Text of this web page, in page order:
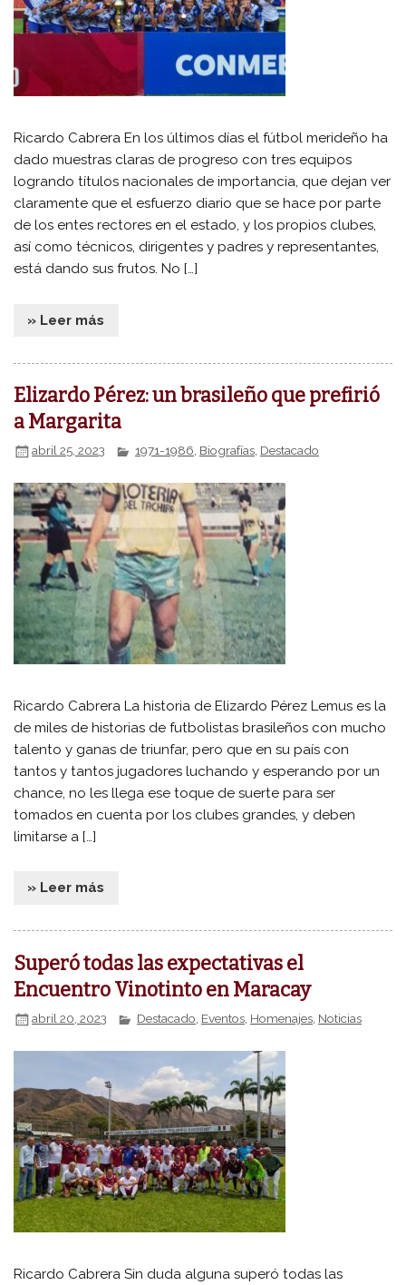
Ricardo Cabrera En los últimos días el fútbol merideño ha
dado muestras claras de progreso con tres equipos
logrando títulos nacionales de importancia, que dejan ver
claramente que el esfuerzo diario que se hace por parte
de los entes rectores en el estado, y los propios clubes,
así como técnicos, dirigentes y padres y representantes,
está dando sus frutos. No […]
» Leer más
Elizardo Pérez: un brasileño que prefirió
a Margarita
abril 25, 2023 1971-1986, Biografías, Destacado
Ricardo Cabrera La historia de Elizardo Pérez Lemus es la
de miles de historias de futbolistas brasileños con mucho
talento y ganas de triunfar, pero que en su país con
tantos y tantos jugadores luchando y esperando por un
chance, no les llega ese toque de suerte para ser
tomados en cuenta por los clubes grandes, y deben
limitarse a […]
» Leer más
Superó todas las expectativas el
Encuentro Vinotinto en Maracay
abril 20, 2023 Destacado, Eventos, Homenajes, Noticias
Ricardo Cabrera Sin duda alguna superó todas las